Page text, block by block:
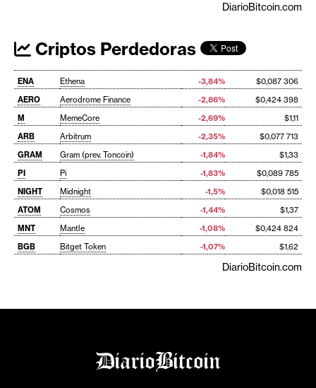
DiarioBitcoin.com
Criptos Perdedoras
ENA Ethena -3,84%
$0,087 306
AERO
Aerodrome Finance -2,86%
$0,424 398
M
MemeCore -2,69%
$1,11
ARB
Arbitrum -2,35%
$0,077 713
GRAM
Gram (prev. Toncoin) -1,84%
$1,33
PI
Pi -1,83%
$0,089 785
NIGHT
Midnight -1,5%
$0,018 515
ATOM
Cosmos -1,44%
$1,37
MNT
Mantle -1,08%
$0,424 824
BGB
Bitget Token -1,07% $1,62
DiarioBitcoin.com